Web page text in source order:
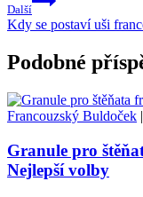
Další
Kdy se postaví uši
Podobné
Francouzský Buldoček |
Granule pro
Nejlepší volby